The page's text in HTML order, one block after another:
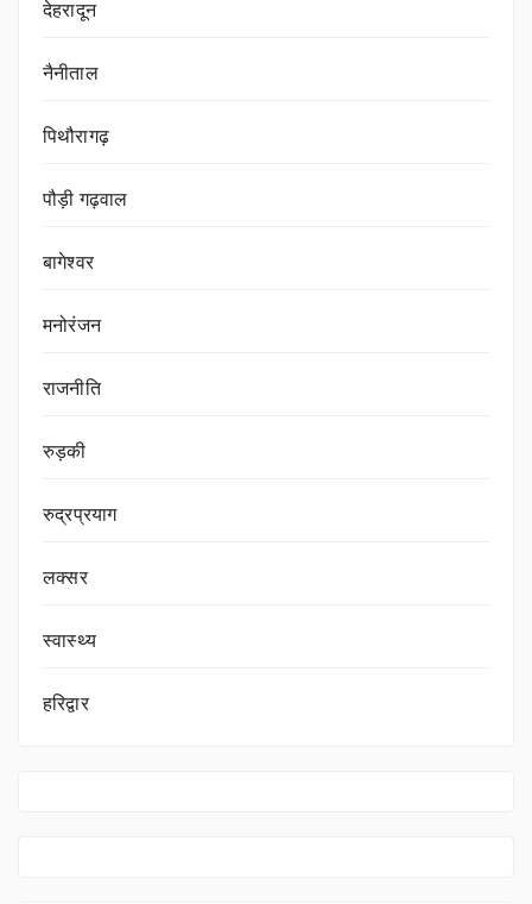
देहरादून
नैनीताल
पिथौरागढ़
पौड़ी गढ़वाल
बागेश्वर
मनोरंजन
राजनीति
रुड़की
रुद्रप्रयाग
लक्सर
स्वास्थ्य
हरिद्वार